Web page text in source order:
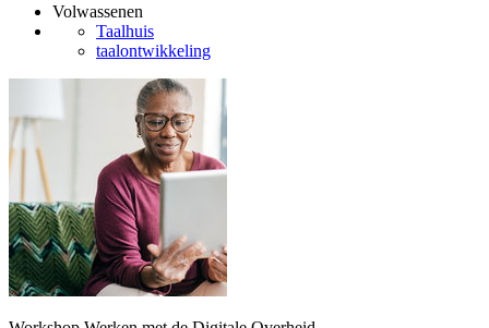
Volwassenen
Taalhuis
taalontwikkeling